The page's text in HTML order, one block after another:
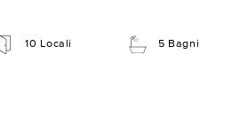
10 Locali 5 Bagni